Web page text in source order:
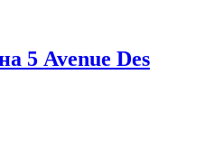
5 Avenue Des